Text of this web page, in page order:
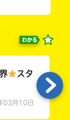
わかる
スタ
03月10日